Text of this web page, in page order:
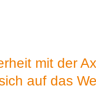
mit der
auf das